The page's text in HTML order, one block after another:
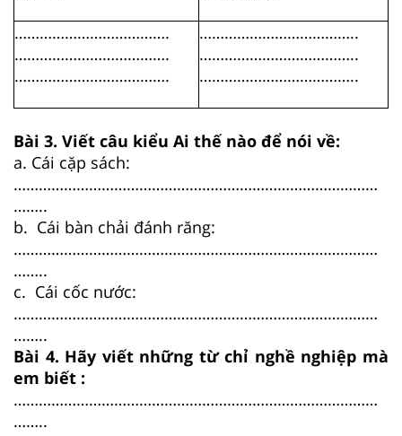
……………………………….
………………………………..
……………………………….
………………………………..
……………………………….
………………………………..
Bài 3. Viết câu kiểu Ai thế nào để nói về:
a. Cái cặp sách:
……………………………………………………………………………
……..
b. Cái bàn chải đánh răng:
……………………………………………………………………………
……..
c. Cái cốc nước:
……………………………………………………………………………
……..
Bài 4. Hãy viết những từ chỉ nghề nghiệp mà
em biết :
……………………………………………………………………………
……..